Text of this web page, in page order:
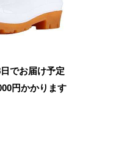
でお届け予定
円かかります